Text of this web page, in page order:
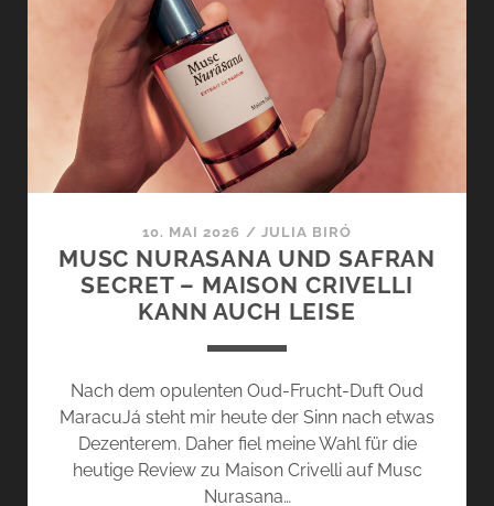
INFRAROUGE
VON
MAISON
CRIVELLI
SETZEN
STATEMENTS
10. MAI 2026 / JULIA BIRÓ
MUSC NURASANA UND SAFRAN
SECRET – MAISON CRIVELLI
KANN AUCH LEISE
Nach dem opulenten Oud-Frucht-Duft Oud
MaracuJá steht mir heute der Sinn nach etwas
Dezenterem. Daher fiel meine Wahl für die
heutige Review zu Maison Crivelli auf Musc
Nurasana…